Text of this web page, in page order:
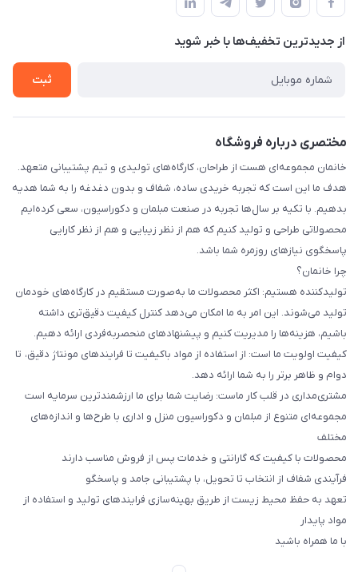
لیست محصولات
درباره ما
حریم خصوصی
راهنما
از جدید‌ترین تخفیف‌ها با‌ خبر شوید
ثبت
مختصری درباره فروشگاه
خانمان مجموعه‌ای هست از طراحان، کارگاه‌های تولیدی و تیم پشتیبانی متعهد.
هدف ما این است که تجربه خریدی ساده، شفاف و بدون دغدغه را به شما هدیه
بدهیم. با تکیه بر سال‌ها تجربه در صنعت مبلمان و دکوراسیون، سعی کرده‌ایم
محصولاتی طراحی و تولید کنیم که هم از نظر زیبایی و هم از نظر کارایی
پاسخگوی نیازهای روزمره شما باشد.
چرا خانمان؟
تولیدکننده هستیم: اکثر محصولات ما به‌صورت مستقیم در کارگاه‌های خودمان
تولید می‌شوند. این امر به ما امکان می‌دهد کنترل کیفیت دقیق‌تری داشته
باشیم، هزینه‌ها را مدیریت کنیم و پیشنهادهای منحصربه‌فردی ارائه دهیم.
کیفیت اولویت ما است: از استفاده از مواد باکیفیت تا فرایندهای مونتاژ دقیق، تا
دوام و ظاهر برتر را به شما ارائه دهد.
مشتری‌مداری در قلب کار ماست: رضایت شما برای ما ارزشمندترین سرمایه است
مجموعه‌ای متنوع از مبلمان و دکوراسیون منزل و اداری با طرح‌ها و اندازه‌های
مختلف
محصولات با کیفیت که گارانتی و خدمات پس از فروش مناسب دارند
فرآیندی شفاف از انتخاب تا تحویل، با پشتیبانی جامد و پاسخگو
تعهد به حفظ محیط زیست از طریق بهینه‌سازی فرایندهای تولید و استفاده از
مواد پایدار
با ما همراه باشید